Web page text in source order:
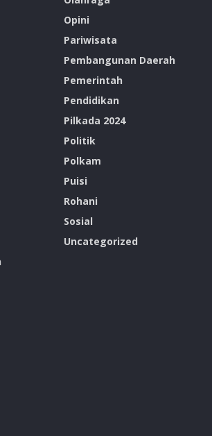
Opini
Pariwisata
Pembangunan Daerah
Pemerintah
Pendidikan
Pilkada 2024
Politik
Polkam
Puisi
Rohani
Sosial
Uncategorized